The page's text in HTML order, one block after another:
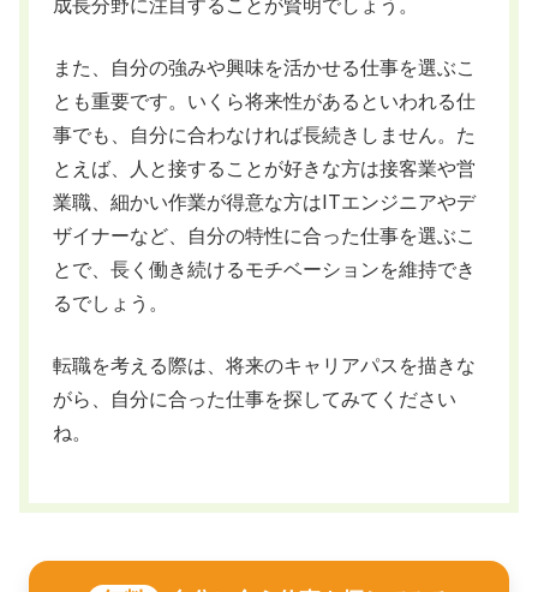
成長分野に注目することが賢明でしょう。
また、自分の強みや興味を活かせる仕事を選ぶこ
とも重要です。いくら将来性があるといわれる仕
事でも、自分に合わなければ長続きしません。た
とえば、人と接することが好きな方は接客業や営
業職、細かい作業が得意な方はITエンジニアやデ
ザイナーなど、自分の特性に合った仕事を選ぶこ
とで、長く働き続けるモチベーションを維持でき
るでしょう。
転職を考える際は、将来のキャリアパスを描きな
がら、自分に合った仕事を探してみてください
ね。